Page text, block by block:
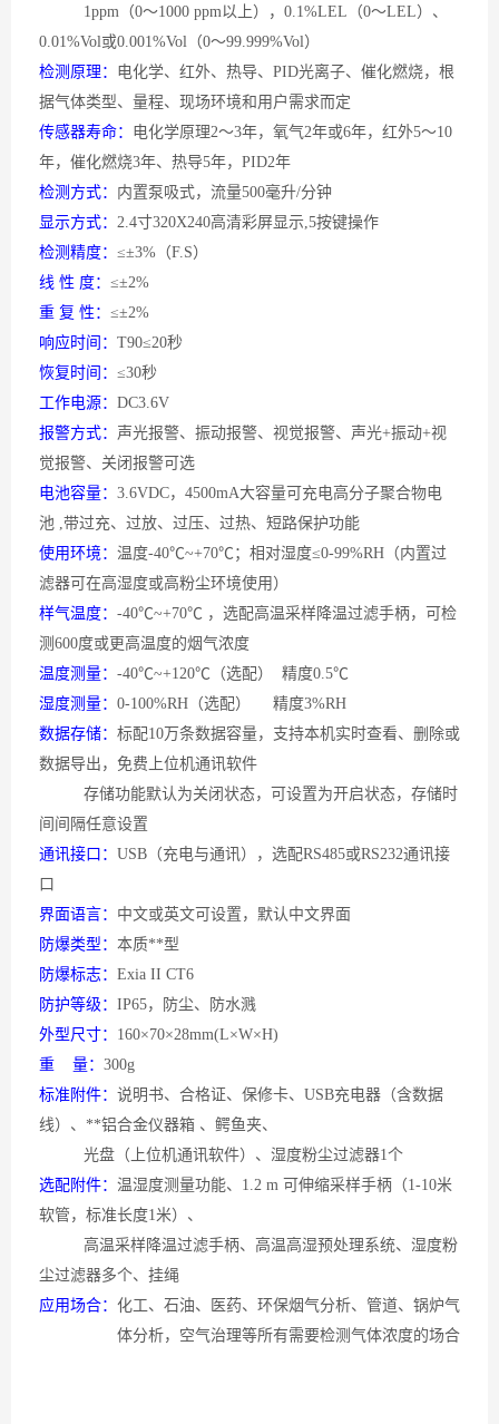
1ppm（0～1000 ppm以上），0.1%LEL（0～LEL）、
0.01%Vol或0.001%Vol（0～99.999%Vol）
检测原理： 电化学、红外、热导、 PID光离子、催化燃烧，根
据气体类型、量程、现场环境和用户需求而定
传感器寿命： 电化学原理2～3年，氧气2年或6年，红外5～10
年，催化燃烧3年、热导5年，PID2年
检测方式： 内置泵吸式，流量500毫升/分钟
显示方式： 2.4寸320X240高清彩屏显示,5按键操作
检测精度： ≤±3%（F.S）
线 性 度： ≤±2%
重 复 性： ≤±2%
响应时间： T90≤20秒
恢复时间： ≤30秒
工作电源： DC3.6V
报警方式： 声光报警、振动报警、视觉报警、声光+振动+视
觉报警、关闭报警可选
电池容量： 3.6VDC，4500mA大容量可充电高分子聚合物电
池 ,带过充、过放、过压、过热、短路保护功能
使用环境： 温度-40℃~+70℃；相对湿度≤0-99%RH（内置过
滤器可在高湿度或高粉尘环境使用）
样气温度： -40℃~+70℃ ，选配高温采样降温过滤手柄，可检
测600度或更高温度的烟气浓度
温度测量： -40℃~+120℃（选配） 精度0.5℃
湿度测量： 0-100%RH（选配） 精度3%RH
数据存储： 标配10万条数据容量，支持本机实时查看、删除或
数据导出，免费上位机通讯软件
存储功能默认为关闭状态，可设置为开启状态，存储时
间间隔任意设置
通讯接口： USB（充电与通讯），选配RS485或RS232通讯接
口
界面语言： 中文或英文可设置，默认中文界面
防爆类型： 本质**型
防爆标志： Exia II CT6
防护等级： IP65，防尘、防水溅
外型尺寸： 160×70×28mm(L×W×H)
重 量： 300g
标准附件： 说明书、合格证、保修卡、 USB充电器（含数据
线）、**铝合金仪器箱 、鳄鱼夹、
光盘（上位机通讯软件）、湿度粉尘过滤器1个
选配附件： 温湿度测量功能、 1.2 m 可伸缩采样手柄（1-10米
软管，标准长度1米）、
高温采样降温过滤手柄、高温高湿预处理系统、湿度粉
尘过滤器多个、挂绳
应用场合： 化工、石油、医药、环保烟气分析、管道、锅炉气
体分析，空气治理等所有需要检测气体浓度的场合